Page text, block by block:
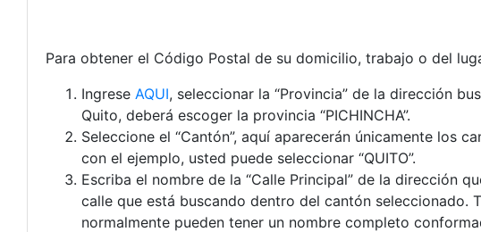
Para obtener el Código Postal de su domicilio, trabajo o del
Ingrese AQUI, seleccionar la “Provincia” de la dirección
Quito, deberá escoger la provincia “PICHINCHA”.
Seleccione el “Cantón”, aquí aparecerán únicamente los
con el ejemplo, usted puede seleccionar “QUITO”.
Escriba el nombre de la “Calle Principal” de la dirección
calle que está buscando dentro del cantón seleccionado.
normalmente pueden tener un nombre completo